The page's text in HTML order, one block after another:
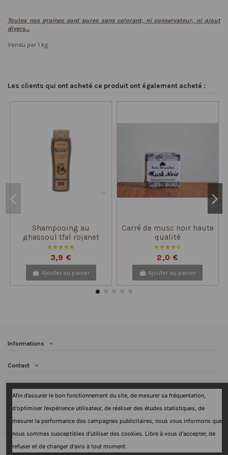
Toutes nos graines sont pures sans colorant, ni conservateur, ni ajout
divers...
Vendu par 1 kg
Les clients qui ont acheté ce produit ont également acheté :
Shampooing au
ghassoul tfal rojanet
200ml
3,9 €
Ajouter au panier
Carré de musc noir haute
qualité
2,0 €
Ajouter au panier
Informations
Contact
Newsletter
Afin d’assurer le bon fonctionnement du site, de mesurer sa fréquentation,
d'optimiser l’expérience utilisateur, de réaliser des études statistiques, de
mesurer la performance des campagnes publicitaires, nous vous informons que
nous sommes susceptibles d’utiliser des cookies. Libre à vous d'accepter, de
refuser et de changer d'avis à tout moment.